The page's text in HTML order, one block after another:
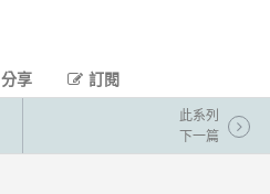
分享 訂閱
此系列
下一篇